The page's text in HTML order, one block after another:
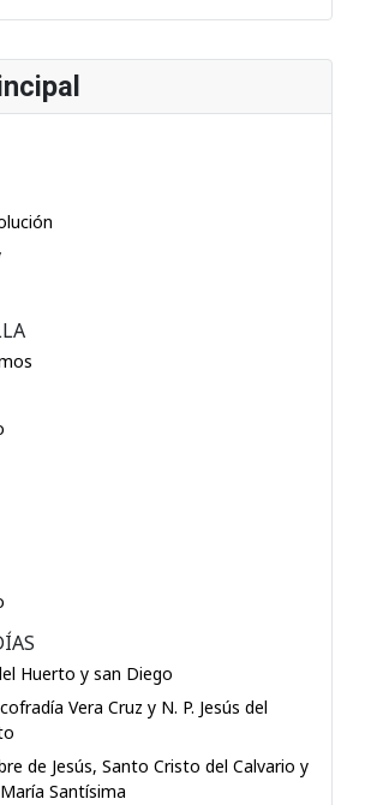
Huerto y san Diego
Vera Cruz y N. P. Jesús del
de Jesús, Santo Cristo del Calvario y
Santísima